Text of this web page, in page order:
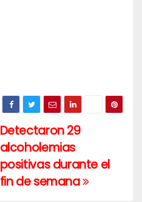
Detectaron 29
alcoholemias
positivas durante el
fin de semana